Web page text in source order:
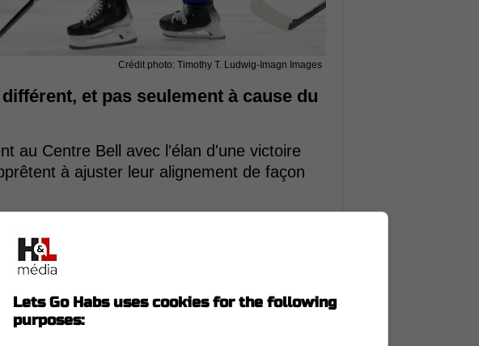
Crédit photo: Timothy T. Ludwig-Imagn Images
et pas seulement à cause du
au Centre Bell avec l'élan d'une victoire
à ajuster leur alignement de façon
le rythme du troisième affrontement.
Lets Go Habs uses cookies for the following
purposes: